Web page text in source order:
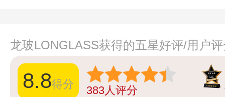
龙玻LONGLASS获得的五星好评/用户
8.8得分 383人评分